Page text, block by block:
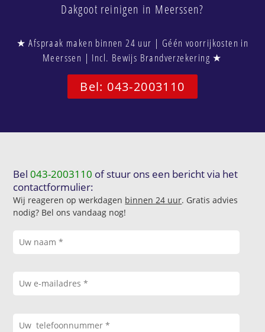
Dakgoot reinigen in Meerssen?
★ Afspraak maken binnen 24 uur | Géén voorrijkosten in
Meerssen | Incl. Bewijs Brandverzekering ★
Bel: 043-2003110
Bel043-2003110 of stuur ons een bericht via het
contactformulier:
Wij reageren op werkdagen binnen 24 uur. Gratis advies
nodig? Bel ons vandaag nog!